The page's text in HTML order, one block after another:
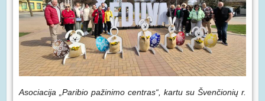
Asociacija „Paribio pažinimo centras“, kartu su Švenčionių r.